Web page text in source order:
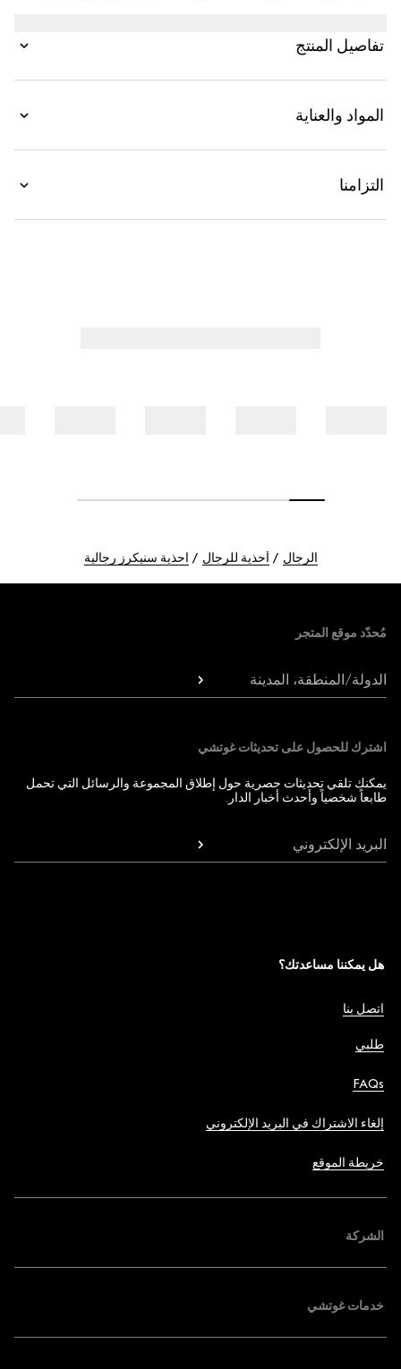
شكل شريط ويب باللونين الأخضر والأحمر.
تفاصيل المنتج
المواد والعناية
التزامنا
الرجال أحذية للرجال احذية سنيكرز رجالية
مُحدّد موقع المتجر
الدولة/المنطقة، المدينة
اشترك للحصول على تحديثات غوتشي
يمكنك تلقي تحديثات حصرية حول إطلاق المجموعة والرسائل التي تحمل
طابعاً شخصياً وأحدث أخبار الدار.
البريد الإلكتروني
هل يمكننا مساعدتك؟
اتصل بنا
طلبي
FAQs
إلغاء الاشتراك في البريد الإلكتروني
خريطة الموقع
الشركة
خدمات غوتشي